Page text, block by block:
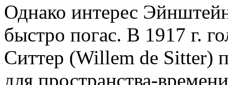
Однако интерес
быстро погас. В 1917 г.
Ситтер (Willem de Sitter)
для пространства-